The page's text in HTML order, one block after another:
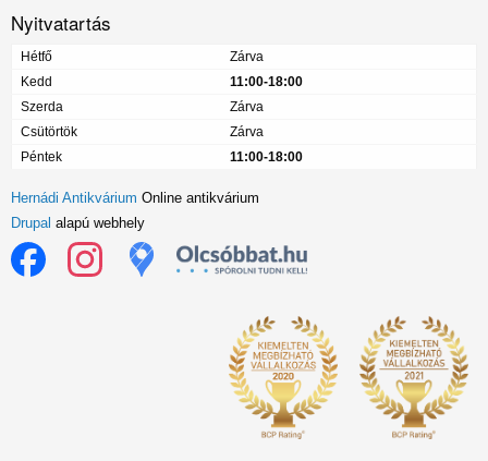
Nyitvatartás
Hétfő
Zárva
Kedd
11:00-18:00
Szerda
Zárva
Csütörtök
Zárva
Péntek
11:00-18:00
Hernádi Antikvárium Online antikvárium
Drupal alapú webhely